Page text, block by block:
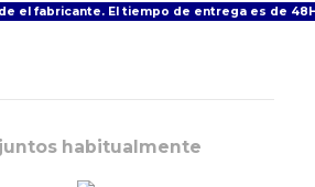
el fabricante. El tiempo de entrega es de
habitualmente